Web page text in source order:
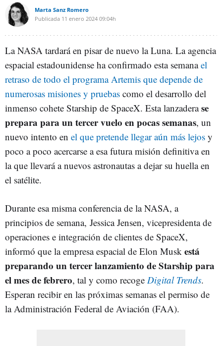
Marta Sanz Romero
Publicada 11 enero 2024 09:04h
La NASA tardará en pisar de nuevo la Luna. La agencia
espacial estadounidense ha confirmado esta semanael
retraso de todo el programa Artemis que depende de
numerosas misiones y pruebas como el desarrollo del
inmenso cohete Starship de SpaceX. Esta lanzaderase
prepara para un tercer vuelo en pocas semanas, un
nuevo intento en el que pretende llegar aún más lejos y
poco a poco acercarse a esa futura misión definitiva en
la que llevará a nuevos astronautas a dejar su huella en
el satélite.
Durante esa misma conferencia de la NASA, a
principios de semana, Jessica Jensen, vicepresidenta de
operaciones e integración de clientes de SpaceX,
informó que la empresa espacial de Elon Musk está
preparando un tercer lanzamiento de Starship para
el mes de febrero, tal y como recoge Digital Trends.
Esperan recibir en las próximas semanas el permiso de
la Administración Federal de Aviación (FAA).